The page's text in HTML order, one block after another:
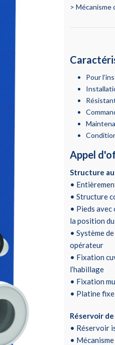
Mécanisme
Pour
Appel
Structure
•
• Structure
• Pieds
la position
• Système
opérateur
• Fixation
l’habillage
• Fixation
• Platine fixe
Réservoir
• Réservoir
•